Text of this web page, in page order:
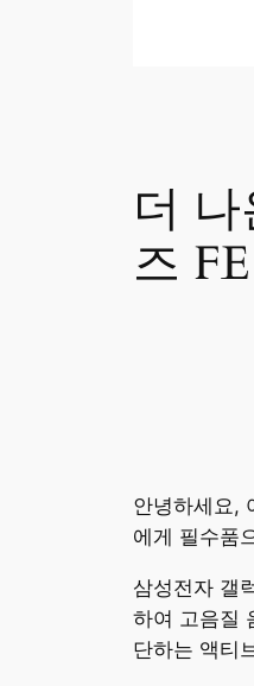
더
즈 FE
안녕하세요,
에게 필수품
삼성전자 갤
하여 고음질
단하는 액티